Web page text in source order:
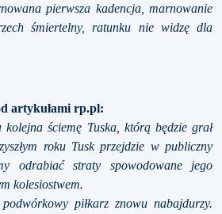
pierwsza kadencja, marnowanie
śmiertelny, ratunku nie widzę dla
artykułami rp.pl:
ściemę Tuska, którą będzie grał
roku Tusk przejdzie w publiczny
odrabiać straty spowodowane jego
kolesiostwem.
piłkarz znowu nabajdurzy.